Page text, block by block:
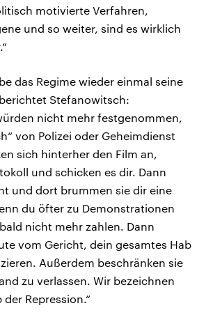
motivierte Verfahren,
und so weiter, sind es wirklich
das Regime wieder einmal seine
Stefanowitsch:
nicht mehr festgenommen,
von Polizei oder Geheimdienst
sich hinterher den Film an,
und schicken es dir. Dann
und dort brummen sie dir eine
du öfter zu Demonstrationen
nicht mehr zahlen. Dann
vom Gericht, dein gesamtes Hab
Außerdem beschränken sie
zu verlassen. Wir bezeichnen
Repression.“